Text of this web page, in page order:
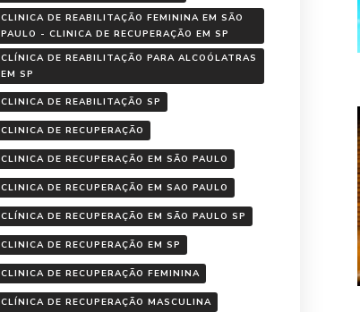
CLINICA DE REABILITAÇÃO FEMININA EM SÃO
PAULO - CLINICA DE RECUPERAÇÃO EM SP
CLÍNICA DE REABILITAÇÃO PARA ALCOÓLATRAS
EM SP
CLINICA DE REABILITAÇÃO SP
CLINICA DE RECUPERAÇÃO
CLINICA DE RECUPERAÇÃO EM SÃO PAULO
CLINICA DE RECUPERAÇÃO EM SAO PAULO
CLÍNICA DE RECUPERAÇÃO EM SÃO PAULO SP
CLINICA DE RECUPERAÇÃO EM SP
CLINICA DE RECUPERAÇÃO FEMININA
CLÍNICA DE RECUPERAÇÃO MASCULINA